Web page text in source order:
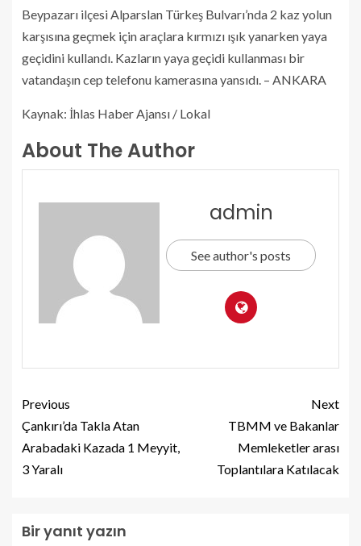
Beypazarı ilçesi Alparslan Türkeş Bulvarı’nda 2 kaz yolun
karşısına geçmek için araçlara kırmızı ışık yanarken yaya
geçidini kullandı. Kazların yaya geçidi kullanması bir
vatandaşın cep telefonu kamerasına yansıdı. – ANKARA
Kaynak: İhlas Haber Ajansı / Lokal
About The Author
admin
See author's posts
Previous
Çankırı’da Takla Atan
Arabadaki Kazada 1 Meyyit,
3 Yaralı
Next
TBMM ve Bakanlar
Memleketler arası
Toplantılara Katılacak
Bir yanıt yazın